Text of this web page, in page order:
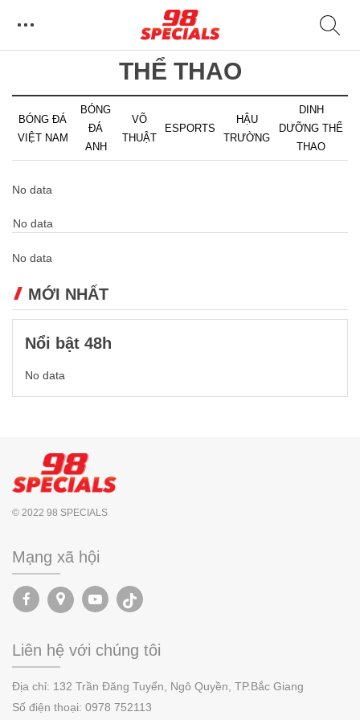
THỂ THAO
BÓNG ĐÁ
VIỆT NAM
BÓNG
ĐÁ
ANH
VÕ
THUẬT
ESPORTS
HẬU
TRƯỜNG
DINH
DƯỠNG THỂ
THAO
No data
No data
No data
MỚI NHẤT
Nổi bật 48h
No data
© 2022 98 SPECIALS
Mạng xã hội
Liên hệ với chúng tôi
Địa chỉ: 132 Trần Đăng Tuyển, Ngô Quyền, TP.Bắc Giang
Số điện thoại: 0978 752113